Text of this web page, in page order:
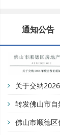
通知公告
关于交纳
转发佛山市
用地开竣工
佛山市顺德